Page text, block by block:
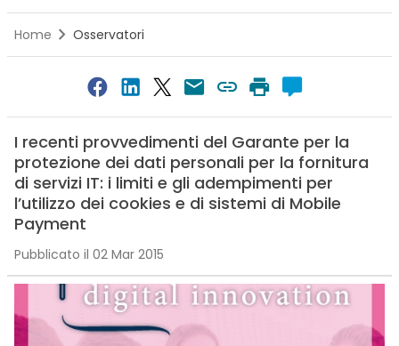
Home Osservatori
I recenti provvedimenti del Garante per la
protezione dei dati personali per la fornitura
di servizi IT: i limiti e gli adempimenti per
l’utilizzo dei cookies e di sistemi di Mobile
Payment
Pubblicato il 02 Mar 2015